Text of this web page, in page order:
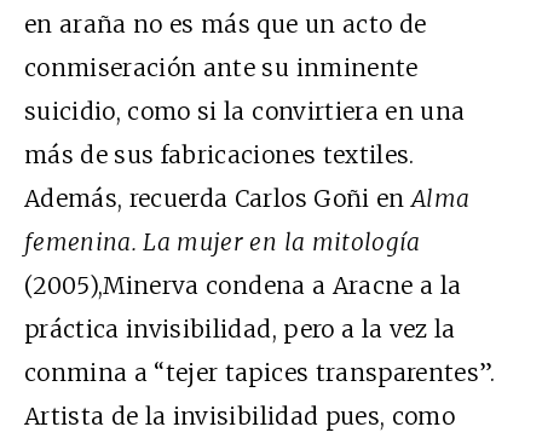
en araña no es más que un acto de
conmiseración ante su inminente
suicidio, como si la convirtiera en una
más de sus fabricaciones textiles.
Además, recuerda Carlos Goñi enAlma
femenina. La mujer en la mitología
(2005),Minerva condena a Aracne a la
práctica invisibilidad, pero a la vez la
conmina a “tejer tapices transparentes”.
Artista de la invisibilidad pues, como